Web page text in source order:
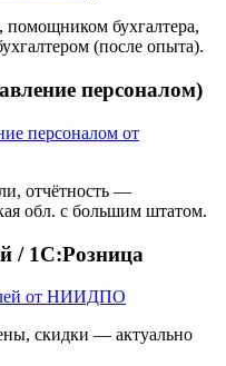
помощником бухгалтера,
(после опыта).
персоналом)
персоналом от
отчётность —
обл. с большим штатом.
/ 1С:Розница
от НИИДПО
скидки — актуально